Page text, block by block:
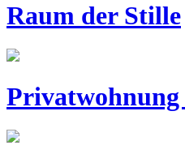
Raum der Stille